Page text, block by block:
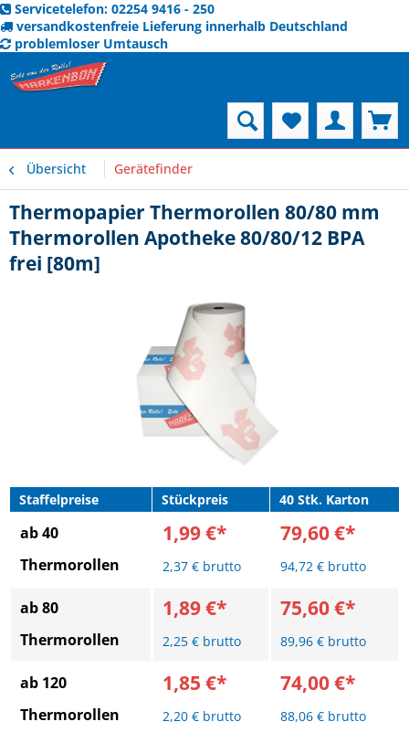
Servicetelefon: 02254 9416 - 250
versandkostenfreie Lieferung innerhalb Deutschland
problemloser Umtausch
Übersicht Gerätefinder
Thermopapier Thermorollen 80/80 mm
Thermorollen Apotheke 80/80/12 BPA
frei [80m]
Staffelpreise Stückpreis 40 Stk. Karton
ab 40
Thermorollen
1,99 €*
2,37 € brutto
79,60 €*
94,72 € brutto
ab 80
Thermorollen
1,89 €*
2,25 € brutto
75,60 €*
89,96 € brutto
ab 120
Thermorollen
1,85 €*
2,20 € brutto
74,00 €*
88,06 € brutto